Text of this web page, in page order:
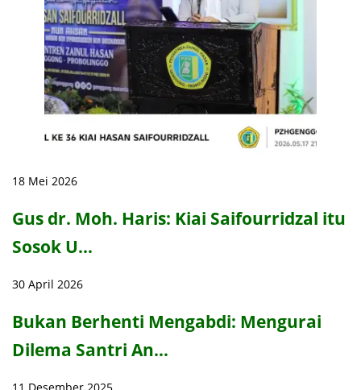
18 Mei 2026
Gus dr. Moh. Haris: Kiai Saifourridzal itu
Sosok U…
30 April 2026
Bukan Berhenti Mengabdi: Mengurai
Dilema Santri An…